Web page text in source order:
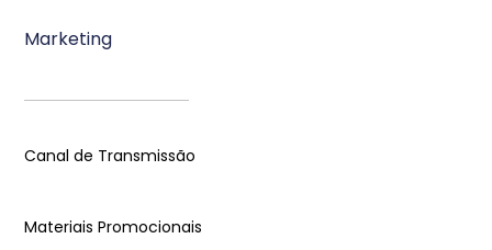
Marketing
Canal de Transmissão
Materiais Promocionais